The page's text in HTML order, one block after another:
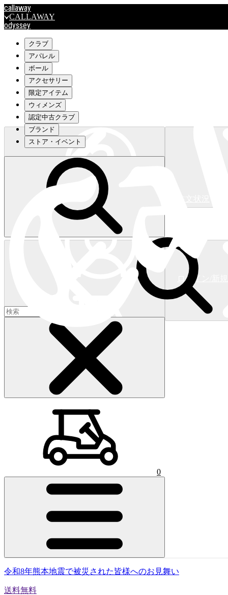
callaway
CALLAWAY
odyssey
travismathew
outlet
OUTLET
キャロウェイアパレルはこちら>>>
キャロウェイアパレルはこちら>>>
ログイン/新
ショッピングカート 0)
クラブ
アパレル
ボール
アクセサリー
限定アイテム
ウィメンズ
認定中古クラブ
ブランド
ストア・イベント
0
令和8年熊本地震で被災された皆様へのお見舞い
送料無料